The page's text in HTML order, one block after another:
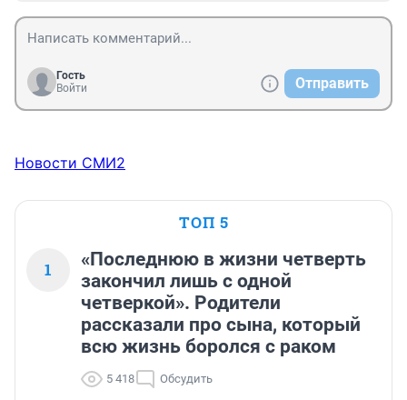
Гость
Войти
Отправить
Новости СМИ2
ТОП 5
1
«Последнюю в жизни четверть
закончил лишь с одной
четверкой». Родители
рассказали про сына, который
всю жизнь боролся с раком
5 418 Обсудить